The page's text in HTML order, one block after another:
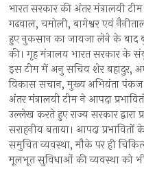
भारत सरकार की अंतर मंत्रालयी टीम
गढवाल, चमोली, बागेश्वर एवं
हुए नुकसान का जायजा लेने के बाद
की। गृह मंत्रालय भारत सरकार के
इस टीम में अनु सचिव शेर बहादुर,
विकास सचान, मुख्य अभियंता पंकज
अंतर मंत्रालयी टीम ने आपदा
उल्लेख करते हुए राज्य सरकार द्वारा
सराहनीय बताया। आपदा
समुचित व्यवस्था, मौके पर ही
मूलभूत सुविधाओं की व्यवस्था को भी